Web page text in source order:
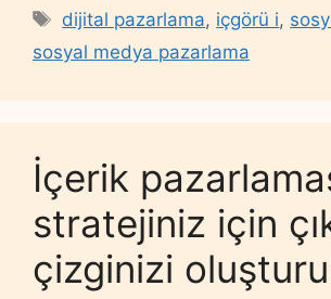
Tags
dijital pazarlama, içgörü i,
sosyal medya pazarlama
İçerik
stratejiniz için
çizginizi